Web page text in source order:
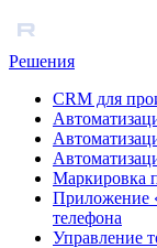
Решения
CRM для
Маркировка
Приложение
телефона
Управление